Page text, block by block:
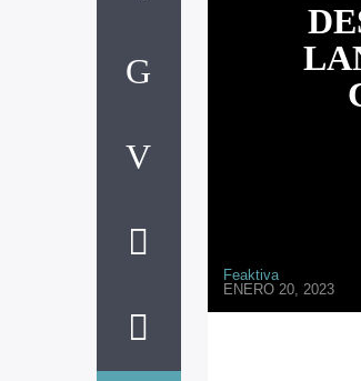
Feaktiva
ENERO 20, 2023